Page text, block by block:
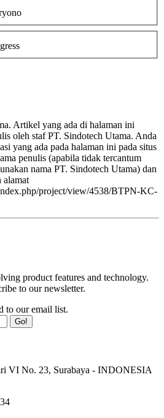
Artikel yang ada di halaman ini
oleh staf PT. Sindotech Utama. Anda
yang ada pada halaman ini pada situs
penulis (apabila tidak tercantum
nama PT. Sindotech Utama) dan
alamat
project/view/4538/BTPN-KC-
product features and technology.
to our newsletter.
to our email list.
Go!
VI No. 23, Surabaya - INDONESIA